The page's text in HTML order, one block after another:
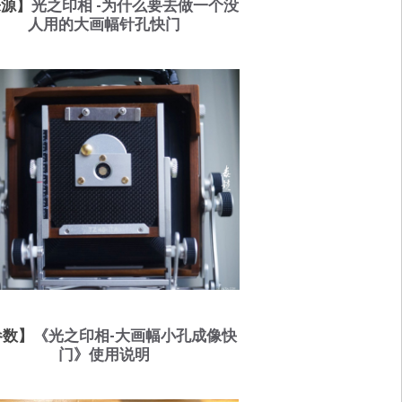
】 光之印相 -为什么要去做一个没
人用的大画幅针孔快门
】
《光之印相-大画幅小孔成像快
门》使用说明